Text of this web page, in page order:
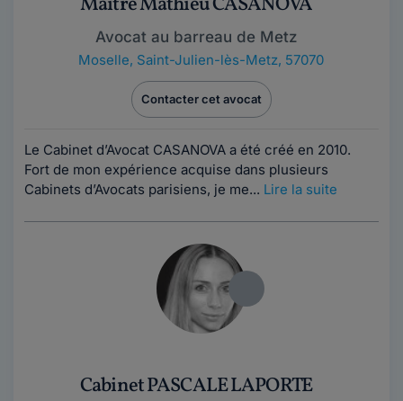
Avocat au barreau de Metz
Moselle, Saint-Julien-lès-Metz, 57070
Contacter cet avocat
Le Cabinet d’Avocat CASANOVA a été créé en 2010.
Fort de mon expérience acquise dans plusieurs
Cabinets d’Avocats parisiens, je me... Lire la suite
Cabinet PASCALE LAPORTE